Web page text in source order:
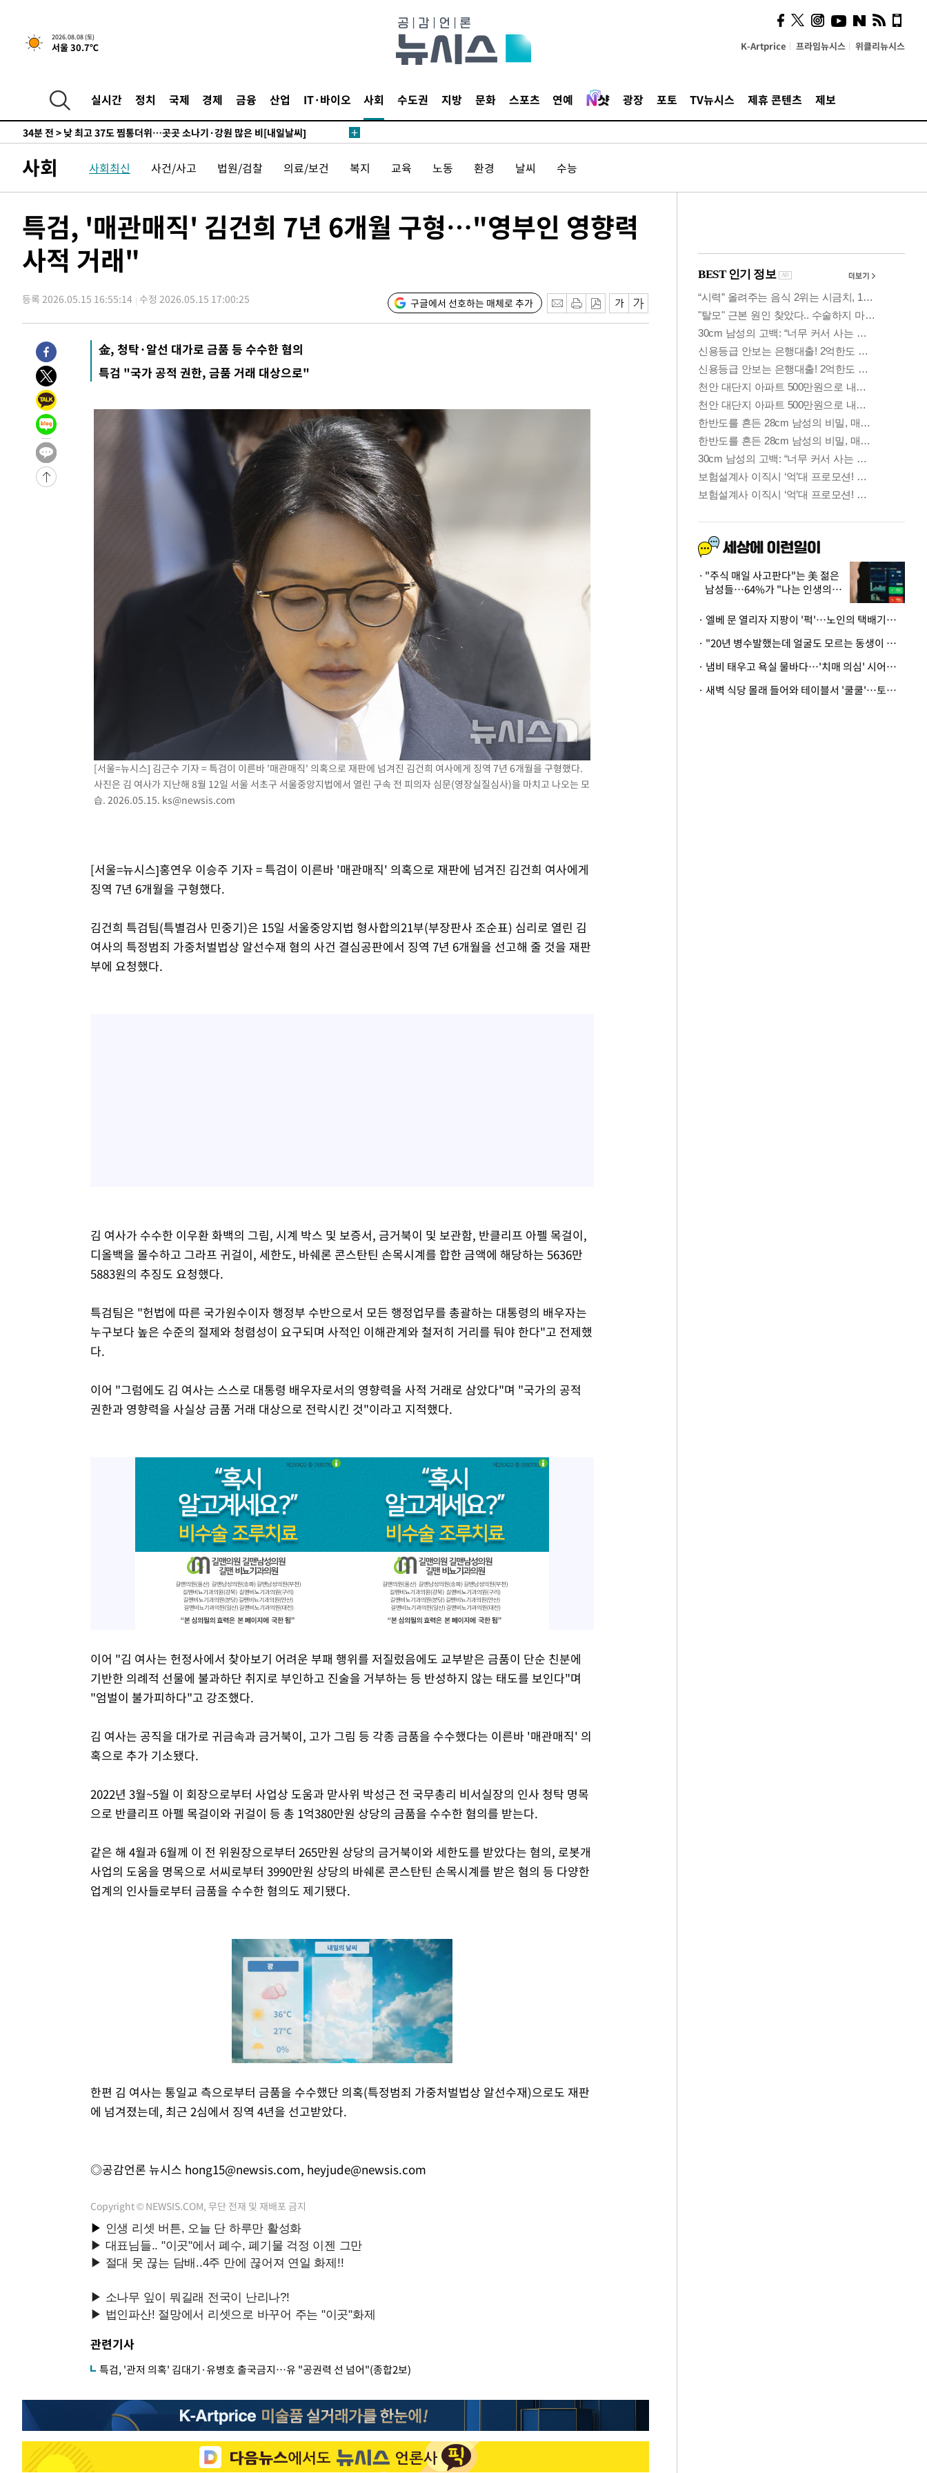
2026.08.08 (토)
서울 30.7℃ K-Artprice 프라임뉴시스 위클리뉴시스
실시간 정치 국제 경제 금융 산업 IT·바이오 사회 수도권 지방 문화 스포츠 연예 광장 포토 TV뉴시스 제휴 콘텐츠 제보
↓-9401초 전 >[속보]이 대통령 "부동산 공급 기존 사고방식 매달리지 말고 과감히
실천"
-8486초 전 >이란, "오만과 '중앙 단일 루트' 합의…북쪽 인바운드·남쪽 아웃바운
-18초 전 >[속보]이 대통령, '호우피해' 안동·의성 관할 4개 면 특별재난지역 선포
[단독]중수청 지원 검사들, 정원 초과 시 낮은 계급 임용…희망지 못 갈 수
도
34분 전 > 낮 최고 37도 찜통더위…곳곳 소나기·강원 많은 비[내일날씨]
1시간 전 >
여자배구 이재영·이다영 자매, 아제르바이잔 투란VC 입단
2시간 전 >외국인 심판 성 접대 7경기 들여다보니…한국 축구 '5승 2무'
2시간 전 >[속보]코스피, 6200선 약보합…0.60% 내린 6258.77에 마쳐
2시간 전 >[속보]원·달러 환율, 7.7원 내린 1416.1원 마감
2시간 전 >[속보] 노원서 40.1도 관측…서울, 2018년 이후 첫 40도
3시간 전 >외신들도 주목한 韓축구 파문…"국민적 공분에 수사 재개"
3시간 전 >11시간 압수수색에 성접대 파문까지…'쑥대밭' 된 축구협회
3시간 전 >
[속보]규제합리화위원회 부위원장에 김태유 서울대 공대 교수…이병태
후임
-16971초 전 >
이강인, 폭염 속 AT마드리드 첫 훈련…80명 식사 대접까지(종합)
-14110초 전 >
미 사업체 일자리, 7월에 2.3만개 순감하고 그 전 2개월 10.3만개
하향수정 (2보)
-13558초 전 >
-9421초 전 >
[속보]이 대통령 "부동산 공급 기존 사고방식 매달리지 말고 과감히
실천"
-8506초 전 >
이란, "오만과 '중앙 단일 루트' 합의…북쪽 인바운드·남쪽 아웃바운
드는 임시"
-74초 전 >
"낮 기온 소폭 하락"…수도권 폭염중대경보, 폭염경보로 하향
-38초 전 >
[속보]이 대통령, '호우피해' 안동·의성 관할 4개 면 특별재난지역 선포
[단독]중수청 지원 검사들, 정원 초과 시 낮은 계급 임용…희망지 못 갈 수
낮 최고 37도 찜통더위…곳곳 소나기·강원 많은 비[내일날씨]
SK하이닉스, 용인·청주 팹에 54조 투자…"AI 메모리 수요 선제 대응"
여자배구 이재영·이다영 자매, 아제르바이잔 투란VC 입단
외국인 심판 성 접대 7경기 들여다보니…한국 축구 '5승 2무'
[속보]코스닥, 2.86포인트(0.36%) 내린 798.81마감
[속보]코스피, 6200선 약보합…0.60% 내린 6258.77에 마쳐
[속보]원·달러 환율, 7.7원 내린 1416.1원 마감
[속보] 노원서 40.1도 관측…서울, 2018년 이후 첫 40도
[속보]종합특검, '계엄 수용공간 확보' 신용해 前교정본부장 기소
외신들도 주목한 韓축구 파문…"국민적 공분에 수사 재개"
11시간 압수수색에 성접대 파문까지…'쑥대밭' 된 축구협회
[속보]규제합리화위원회 부위원장에 김태유 서울대 공대 교수…이병태
사회 사회최신 사건/사고 법원/검찰 의료/보건 복지 교육 노동 환경 날씨 수능
특검, '매관매직' 김건희 7년 6개월 구형…"영부인 영향력
사적 거래"
등록 2026.05.15 16:55:14 수정 2026.05.15 17:00:25 구글에서 선호하는 매체로 추가
金, 청탁·알선 대가로 금품 등 수수한 혐의
특검 "국가 공적 권한, 금품 거래 대상으로"
[서울=뉴시스] 김근수 기자 = 특검이 이른바 '매관매직' 의혹으로 재판에 넘겨진 김건희 여사에게 징역 7년 6개월을 구형했다.
사진은 김 여사가 지난해 8월 12일 서울 서초구 서울중앙지법에서 열린 구속 전 피의자 심문(영장실질심사)을 마치고 나오는 모
습. 2026.05.15. ks@newsis.com
[서울=뉴시스]홍연우 이승주 기자 = 특검이 이른바 '매관매직' 의혹으로 재판에 넘겨진 김건희 여사에게
징역 7년 6개월을 구형했다.
김건희 특검팀(특별검사 민중기)은 15일 서울중앙지법 형사합의21부(부장판사 조순표) 심리로 열린 김
여사의 특정범죄 가중처벌법상 알선수재 혐의 사건 결심공판에서 징역 7년 6개월을 선고해 줄 것을 재판
부에 요청했다.
김 여사가 수수한 이우환 화백의 그림, 시계 박스 및 보증서, 금거북이 및 보관함, 반클리프 아펠 목걸이,
디올백을 몰수하고 그라프 귀걸이, 세한도, 바쉐론 콘스탄틴 손목시계를 합한 금액에 해당하는 5636만
5883원의 추징도 요청했다.
특검팀은 "헌법에 따른 국가원수이자 행정부 수반으로서 모든 행정업무를 총괄하는 대통령의 배우자는
누구보다 높은 수준의 절제와 청렴성이 요구되며 사적인 이해관계와 철저히 거리를 둬야 한다"고 전제했
다.
이어 "그럼에도 김 여사는 스스로 대통령 배우자로서의 영향력을 사적 거래로 삼았다"며 "국가의 공적
권한과 영향력을 사실상 금품 거래 대상으로 전락시킨 것"이라고 지적했다.
이어 "김 여사는 헌정사에서 찾아보기 어려운 부패 행위를 저질렀음에도 교부받은 금품이 단순 친분에
기반한 의례적 선물에 불과하단 취지로 부인하고 진술을 거부하는 등 반성하지 않는 태도를 보인다"며
"엄벌이 불가피하다"고 강조했다.
김 여사는 공직을 대가로 귀금속과 금거북이, 고가 그림 등 각종 금품을 수수했다는 이른바 '매관매직' 의
혹으로 추가 기소됐다.
2022년 3월~5월 이 회장으로부터 사업상 도움과 맏사위 박성근 전 국무총리 비서실장의 인사 청탁 명목
으로 반클리프 아펠 목걸이와 귀걸이 등 총 1억380만원 상당의 금품을 수수한 혐의를 받는다.
같은 해 4월과 6월께 이 전 위원장으로부터 265만원 상당의 금거북이와 세한도를 받았다는 혐의, 로봇개
사업의 도움을 명목으로 서씨로부터 3990만원 상당의 바쉐론 콘스탄틴 손목시계를 받은 혐의 등 다양한
업계의 인사들로부터 금품을 수수한 혐의도 제기됐다.
한편 김 여사는 통일교 측으로부터 금품을 수수했단 의혹(특정범죄 가중처벌법상 알선수재)으로도 재판
에 넘겨졌는데, 최근 2심에서 징역 4년을 선고받았다.
◎공감언론 뉴시스 hong15@newsis.com, heyjude@newsis.com
Copyright © NEWSIS.COM, 무단 전재 및 재배포 금지
관련기사
특검, '관저 의혹' 김대기·유병호 출국금지…유 "공권력 선 넘어"(종합2보)
시, 스마트폰 액세서리에
NFC 더했다
"주식 매일 사고판다"는 美 젊은
남성들…64%가 "나는 인생의
· 엘베 문 열리자 지팡이 '퍽'…노인의 택배기사 폭행 이유
· "20년 병수발했는데 얼굴도 모르는 동생이 유산 절반을"…배다른 형제 상속권 있을까
· 냄비 태우고 욕실 물바다…'치매 의심' 시어머니 검사 권유했다가 '날벼락'
· 새벽 식당 몰래 들어와 테이블서 '쿨쿨'…토사물 남기고 사라진 남성